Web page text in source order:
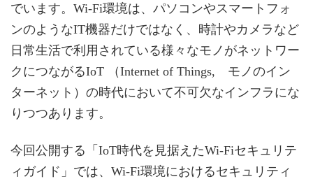
でいます。Wi-Fi環境は、パソコンやスマートフォ
ンのようなIT機器だけではなく、時計やカメラなど
日常生活で利用されている様々なモノがネットワー
クにつながるIoT （Internet of Things, モノのイン
ターネット）の時代において不可欠なインフラにな
りつつあります。
今回公開する「IoT時代を見据えたWi-Fiセキュリテ
ィガイド」では、Wi-Fi環境におけるセキュリティ